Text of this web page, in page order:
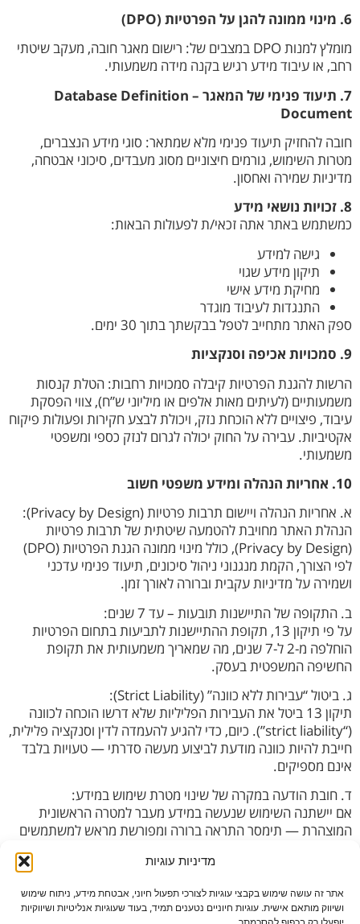
מדיניות עוגיות
אתר זה עושה שימוש בקבצי עוגיות לצורכי תפעול חיוני, אבטחת מידע, ניתוח שימוש
ושיווק מותאם אישית. עוגיות חיוניים נטענים תמיד, בעוד שעוגיות אנליטיות ושיווקיות
6. מינוי ממונה להגן על הפרטיות (DPO)
מומלץ למנות DPO במצבים של: רישום מאגר חובה, מעקב שיטתי
רחב, או עיבוד מידע רגיש בקנה מידה משמעותי.
7. תיעוד פנימי של המאגר – Database Definition
Document
חובה להחזיק תיעוד פנימי מלא שמתאר: סוגי מידע הנצברים,
מטרות השימוש, גורמים חיצוניים מסוג מעבדים, סיכוני אבטחה,
מדיניות שמירה ואחסון.
8. זכויות נושאי מידע
כמשתמש באתר אתה זכאי/ת לפעולות הבאות:
גישה למידע
תיקון מידע שגוי
מחיקת מידע אישי
התנגדות לעיבוד מוגדר
ספק האתר מתחייב לטפל בבקשתך בתוך 30 ימים.
9. סמכויות אכיפה וסנקציות
הרשות להגנת הפרטיות קיבלה סמכויות רחבות: הטלת קנסות
משמעותיים (לעיתים מאות אלפים או מיליוני ש”ח), צווי הפסקת
עיבוד, פיצויים ללא הוכחת נזק, ויכולת לבצע חקירות ופעולות פיקוח
אקטיביות. עבירה על החוק יכולה לגרום לנזק כספי ומשפטי
משמעותי.
10. אחריות הנהלה ומידע משפטי חשוב
א. אחריות הנהלה ויישום תרבות פרטיות (Privacy by Design):
הנהלת האתר מחויבת להטמעה שיטתית של תרבות פרטיות
(Privacy by Design), כולל מינוי ממונה הגנת הפרטיות (DPO)
לפי הצורך, הקמת מנגנוני ניהול סיכונים, תיעוד פנימי עדכני
ושמירה על מדיניות עקבית וברורה לאורך זמן.
ב. התקופה של התיישנות תובעות – עד 7 שנים:
על פי תיקון 13, תקופת ההתיישנות לתביעות בתחום הפרטיות
הוחלפה מ-2 ל-7 שנים, מה שמאריך משמעותית את תקופת
החשיפה המשפטית בעסק.
ג. ביטול “עבירות ללא כוונה” (Strict Liability):
תיקון 13 ביטל את העבירות הפליליות שלא דרשו הוכחה לכוונה
(“strict liability”). כיום, כדי להגיע להעמדה לדין וסנקציה פלילית,
חייבת להיות כוונה מודעת לביצוע מעשה סדרתי — טעויות בלבד
אינם מספיקים.
ד. חובת הודעה במקרה של שינוי מטרת שימוש במידע:
אם יישתנה השימוש שנעשה במידע מעבר למטרה הראשונית
המוצהרת — תימסר התראה ברורה ומפורשת מראש למשתמשים
החוק מאפשר קצב פיצוי כספי (עד 10,000 ש״ח) גם ללא הוכחת
נזק ממשי — כדי לתמוך באכיפה אישית על הפרת זכויות פשוטה.